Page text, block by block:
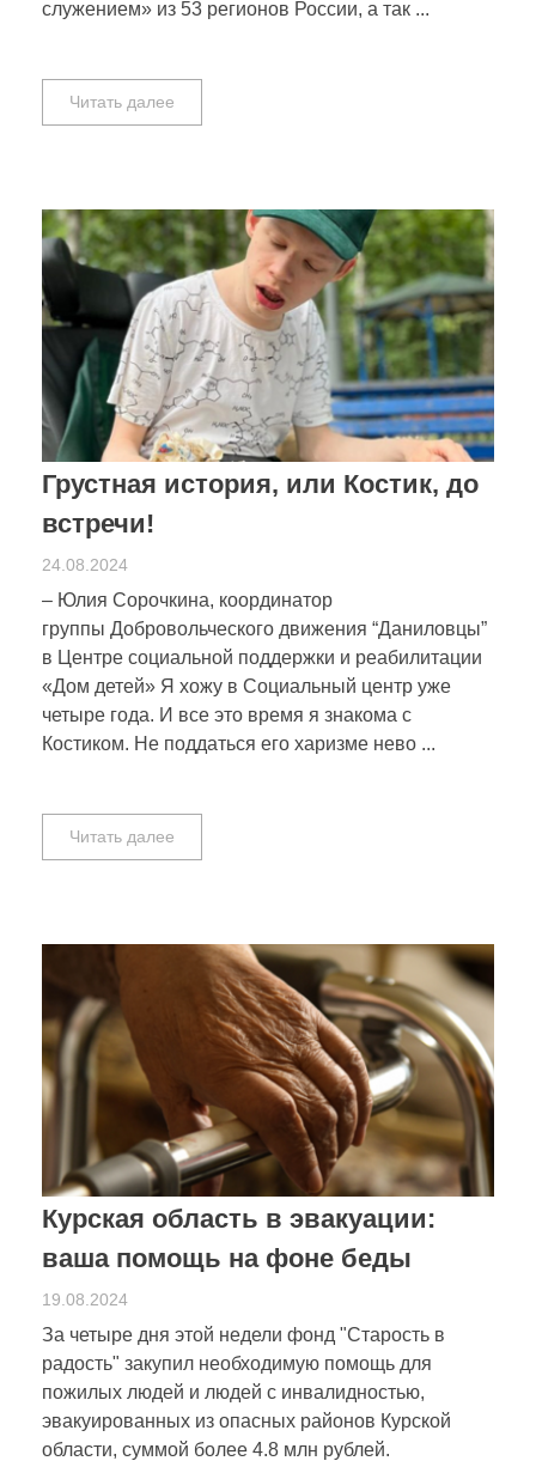
служением» из 53 регионов России, а так ...
Читать далее
Грустная история, или Костик, до
встречи!
24.08.2024
– Юлия Сорочкина, координатор
группы Добровольческого движения “Даниловцы”
в Центре социальной поддержки и реабилитации
«Дом детей» Я хожу в Социальный центр уже
четыре года. И все это время я знакома с
Костиком. Не поддаться его харизме нево ...
Читать далее
Курская область в эвакуации:
ваша помощь на фоне беды
19.08.2024
За четыре дня этой недели фонд "Старость в
радость" закупил необходимую помощь для
пожилых людей и людей с инвалидностью,
эвакуированных из опасных районов Курской
области, суммой более 4.8 млн рублей.